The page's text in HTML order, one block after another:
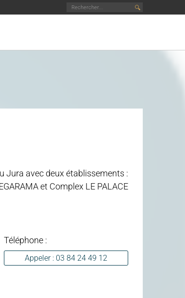
🔍
Jura avec deux établissements :
et Complex LE PALACE
Téléphone :
Appeler : 03 84 24 49 12